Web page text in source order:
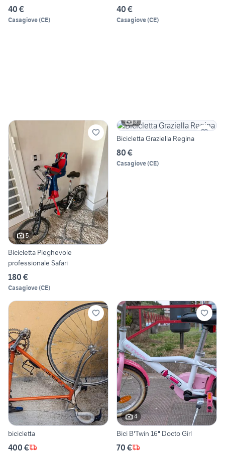
40 €
Casagiove(CE)
40 €
Casagiove(CE)
5
Bicicletta Pieghevole
professionale Safari
180 €
Casagiove(CE)
3
Bicicletta Graziella Regina
80 €
Casagiove(CE)
bicicletta
400 €
4
Bici B'Twin 16" Docto Girl
70 €